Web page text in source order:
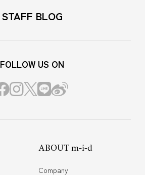
STAFF BLOG
FOLLOW US ON
ABOUT m-i-d
Company